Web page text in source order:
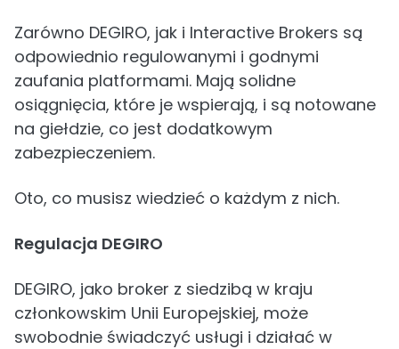
Zarówno DEGIRO, jak i Interactive Brokers są
odpowiednio regulowanymi i godnymi
zaufania platformami. Mają solidne
osiągnięcia, które je wspierają, i są notowane
na giełdzie, co jest dodatkowym
zabezpieczeniem.
Oto, co musisz wiedzieć o każdym z nich.
Regulacja DEGIRO
DEGIRO, jako broker z siedzibą w kraju
członkowskim Unii Europejskiej, może
swobodnie świadczyć usługi i działać w